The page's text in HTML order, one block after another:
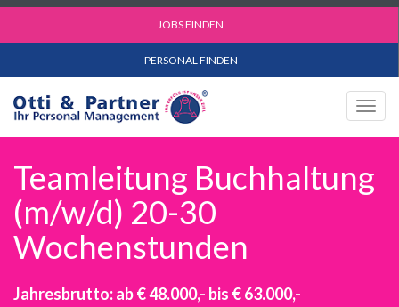
JOBS FINDEN
PERSONAL FINDEN
Teamleitung Buchhaltung
(m/w/d) 20-30
Wochenstunden
Jahresbrutto: ab € 48.000,- bis € 63.000,-